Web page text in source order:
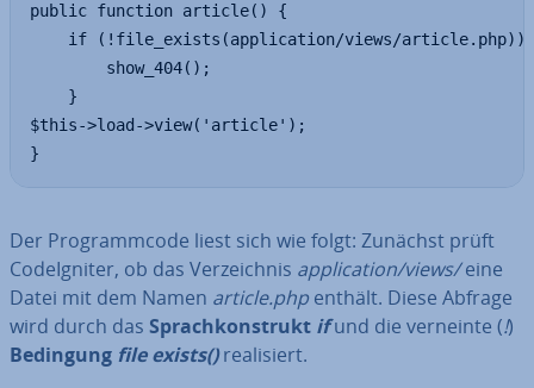
public function article() {
if (!file_exists(application/views/article.php))
        show_404();
    }
$this->load->view('article');
}
Der Pro­gramm­code liest sich wie folgt: Zunächst prüft
Cod­e­Ig­ni­ter, ob das Ver­zeich­nis ap­pli­ca­ti­on/views/eine
Datei mit dem Namen article.php enthält. Diese Abfrage
wird durch das Sprach­kon­strukt ifund die verneinte (!)
Bedingung file exists()rea­li­siert.